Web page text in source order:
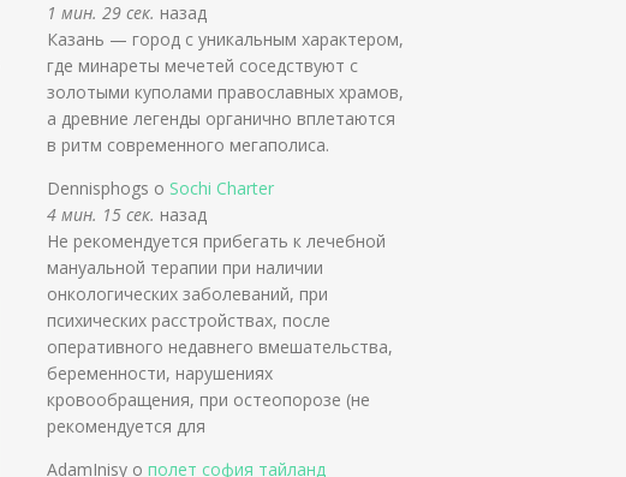
1 мин. 29 сек. назад
Казань — город с уникальным характером,
где минареты мечетей соседствуют с
золотыми куполами православных храмов,
а древние легенды органично вплетаются
в ритм современного мегаполиса.
Dennisphogs о Sochi Charter
4 мин. 15 сек. назад
Не рекомендуется прибегать к лечебной
мануальной терапии при наличии
онкологических заболеваний, при
психических расстройствах, после
оперативного недавнего вмешательства,
беременности, нарушениях
кровообращения, при остеопорозе (не
рекомендуется для
AdamInisy о полет софия тайланд